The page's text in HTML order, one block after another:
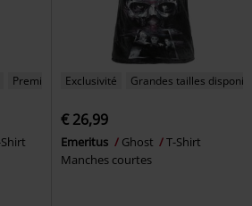
Premium Exclusivité Grandes tailles
€ 26,99
Emeritus Ghost
T-Shirt
Manches courtes